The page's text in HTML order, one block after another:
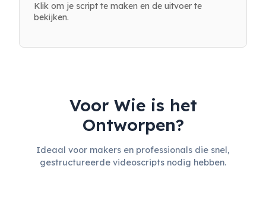
Klik om je script te maken en de uitvoer te
bekijken.
Voor Wie is het
Ontworpen?
Ideaal voor makers en professionals die snel,
gestructureerde videoscripts nodig hebben.